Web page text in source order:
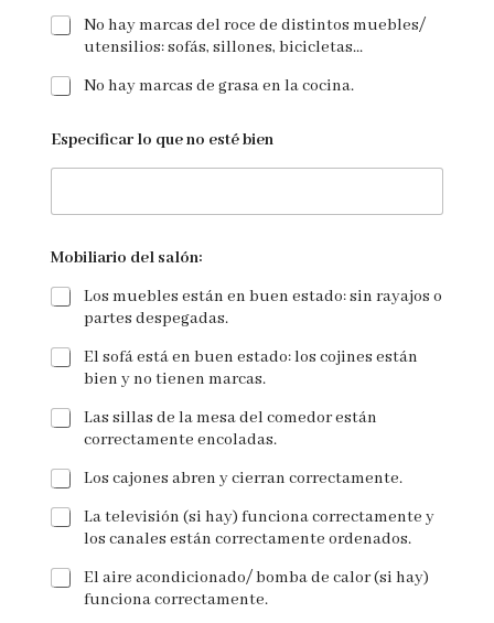
No hay marcas del roce de distintos muebles/
utensilios: sofás, sillones, bicicletas...
No hay marcas de grasa en la cocina.
Especificar lo que no esté bien
Mobiliario del salón:
Los muebles están en buen estado: sin rayajos o
partes despegadas.
El sofá está en buen estado: los cojines están
bien y no tienen marcas.
Las sillas de la mesa del comedor están
correctamente encoladas.
Los cajones abren y cierran correctamente.
La televisión (si hay) funciona correctamente y
los canales están correctamente ordenados.
El aire acondicionado/ bomba de calor (si hay)
funciona correctamente.